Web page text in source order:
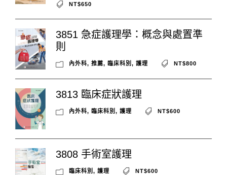
NT$650
3851 急症護理學：概念與處置準
則
內外科, 推薦, 臨床科別 , 護理 NT$800
3813 臨床症狀護理
內外科, 臨床科別 , 護理 NT$600
3808 手術室護理
臨床科別 , 護理 NT$600